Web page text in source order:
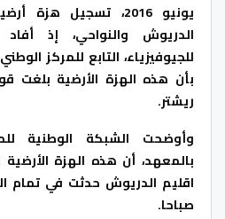
يونيو 2016، تسجيل
الدريوش والنواحي، إذ
للجيوفيزياء، التابع للمركز
بأن هذه الهزة الأرضية بلغت
ريشتر.
وأوضحت الشبكة الوطنية
بالمعهد، أن هذه الهزة
صباحا.